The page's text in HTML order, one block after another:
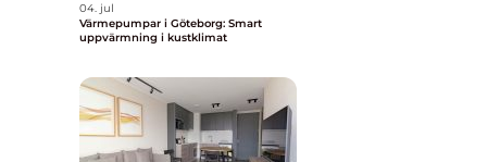
04. jul
Värmepumpar i Göteborg: Smart
uppvärmning i kustklimat